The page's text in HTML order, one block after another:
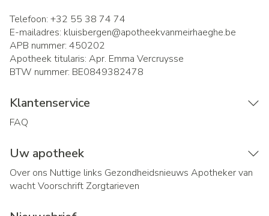
Telefoon: +32 55 38 74 74
E-mailadres: kluisbergen@apotheekvanmeirhaeghe.be
APB nummer: 450202
Apotheek titularis: Apr. Emma Vercruysse
BTW nummer: BE0849382478
Klantenservice
FAQ
Uw apotheek
Over ons Nuttige links Gezondheidsnieuws Apotheker van
wachtVoorschrift Zorgtarieven